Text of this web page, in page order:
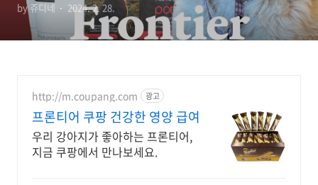
by 쥬디네 2024. 2. 28.
http://m.coupang.com 광고
프론티어 쿠팡 건강한 영양 급여
우리 강아지가 좋아하는 프론티어,
지금 쿠팡에서 만나보세요.